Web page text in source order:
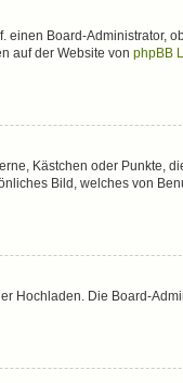
Board-Administrator,
auf der Website von phpBB
Kästchen oder Punkte,
Bild, welches von
Hochladen. Die Board-